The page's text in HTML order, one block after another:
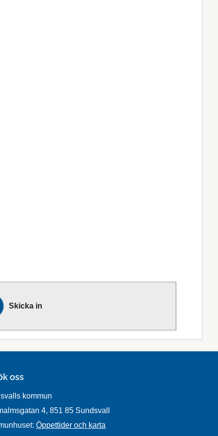
Skicka in
oss
kommun
4, 851 85 Sundsvall
Öppettider och karta